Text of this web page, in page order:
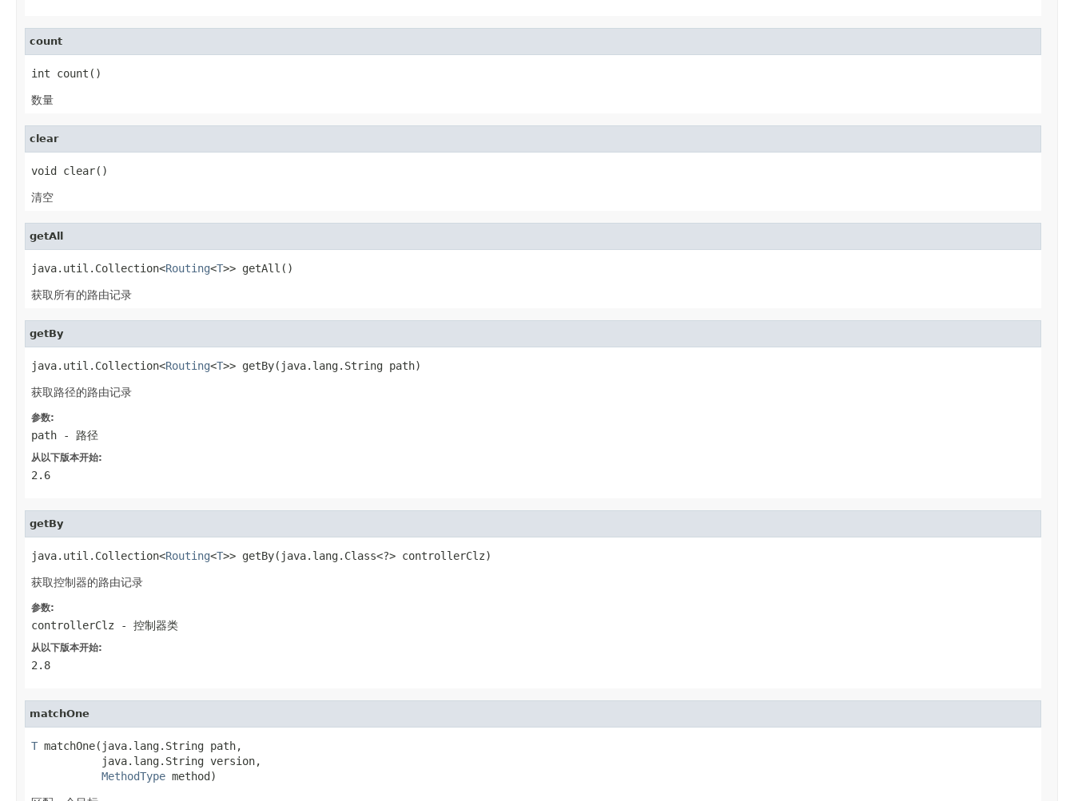
count
int count()
数量
clear
void clear()
清空
getAll
java.util.Collection<Routing<T>> getAll()
获取所有的路由记录
getBy
java.util.Collection<Routing<T>> getBy(java.lang.String path)
获取路径的路由记录
参数:
path - 路径
从以下版本开始:
2.6
getBy
java.util.Collection<Routing<T>> getBy(java.lang.Class<?> controllerClz)
获取控制器的路由记录
参数:
controllerClz - 控制器类
从以下版本开始:
2.8
matchOne
T matchOne(java.lang.String path,
           java.lang.String version,
MethodType method)